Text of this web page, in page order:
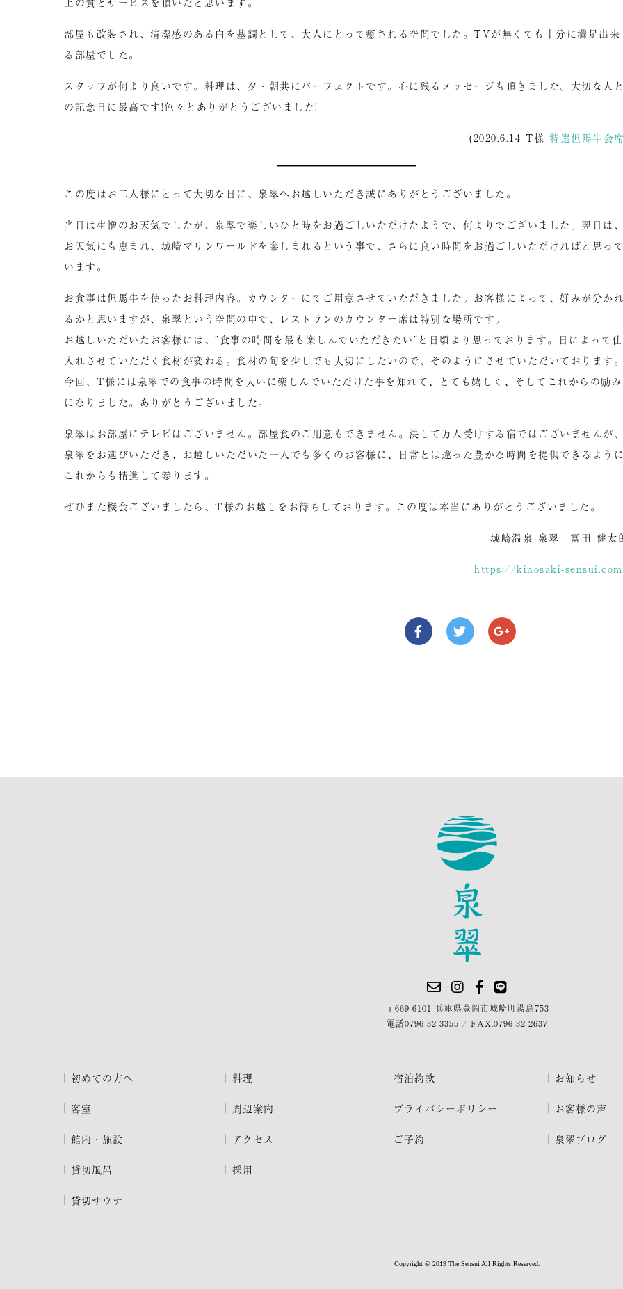
部屋も改装され、清潔感のある白を基調として、大人にとって癒される空間でした。TVが無くても十分に満足出来
る部屋でした。
スタッフが何より良いです。料理は、夕・朝共にパーフェクトです。心に残るメッセージも頂きました。大切な人と
の記念日に最高です!色々とありがとうございました!
(2020.6.14 T様 特選但馬牛会席
この度はお二人様にとって大切な日に、泉翠へお越しいただき誠にありがとうございました。
当日は生憎のお天気でしたが、泉翠で楽しいひと時をお過ごしいただけたようで、何よりでございました。翌日は、
お天気にも恵まれ、城崎マリンワールドを楽しまれるという事で、さらに良い時間をお過ごしいただければと思って
います。
お食事は但馬牛を使ったお料理内容。カウンターにてご用意させていただきました。お客様によって、好みが分かれ
るかと思いますが、泉翠という空間の中で、レストランのカウンター席は特別な場所です。
お越しいただいたお客様には、”食事の時間を最も楽しんでいただきたい”と日頃より思っております。日によって仕
入れさせていただく食材が変わる。食材の旬を少しでも大切にしたいので、そのようにさせていただいております。
今回、T様には泉翠での食事の時間を大いに楽しんでいただけた事を知れて、とても嬉しく、そしてこれからの励み
になりました。ありがとうございました。
泉翠はお部屋にテレビはございません。部屋食のご用意もできません。決して万人受けする宿ではございませんが、
泉翠をお選びいただき、お越しいただいた一人でも多くのお客様に、日常とは違った豊かな時間を提供できるように
これからも精進して参ります。
ぜひまた機会ございましたら、T様のお越しをお待ちしております。この度は本当にありがとうございました。
城崎温泉 泉翠 冨田 健太
https://kinosaki-
〒669-6101 兵庫県豊岡市城崎町湯島753
電話0796-32-3355 / FAX.0796-32-2637
初めての方へ
客室
館内・施設
貸切風呂
貸切サウナ
料理
周辺案内
アクセス
採用
宿泊約款
プライバシーポリシー
ご予約
お知らせ
お客様の声
泉翠ブログ
Copyright © 2019 The Sensui All Rights Reserved.